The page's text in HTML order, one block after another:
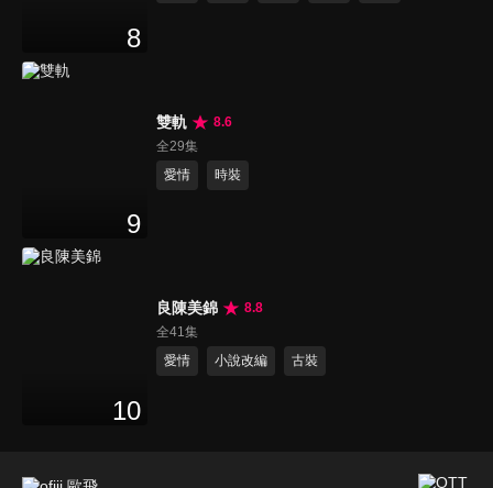
8
9
雙軌
8.6
全29集
愛情
時裝
10
良陳美錦
8.8
全41集
愛情
小說改編 古裝